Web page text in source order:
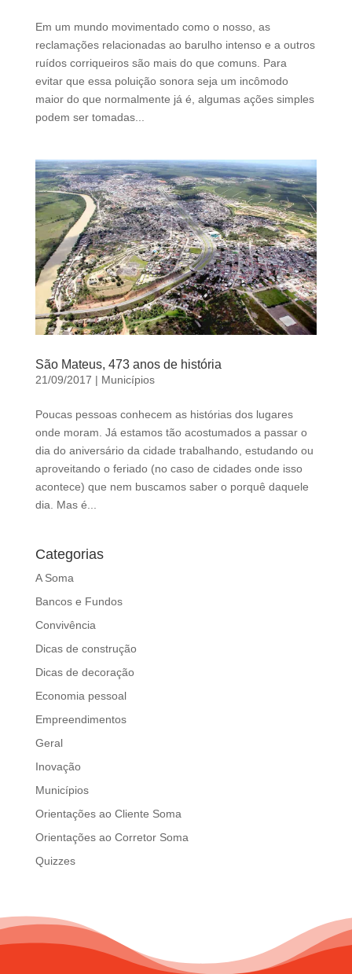
Em um mundo movimentado como o nosso, as
reclamações relacionadas ao barulho intenso e a outros
ruídos corriqueiros são mais do que comuns. Para
evitar que essa poluição sonora seja um incômodo
maior do que normalmente já é, algumas ações simples
podem ser tomadas...
São Mateus, 473 anos de história
21/09/2017 | Municípios
Poucas pessoas conhecem as histórias dos lugares
onde moram. Já estamos tão acostumados a passar o
dia do aniversário da cidade trabalhando, estudando ou
aproveitando o feriado (no caso de cidades onde isso
acontece) que nem buscamos saber o porquê daquele
dia. Mas é...
Categorias
A Soma
Bancos e Fundos
Convivência
Dicas de construção
Dicas de decoração
Economia pessoal
Empreendimentos
Geral
Inovação
Municípios
Orientações ao Cliente Soma
Orientações ao Corretor Soma
Quizzes